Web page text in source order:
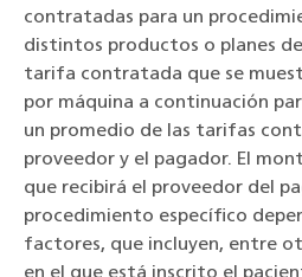
contratadas para un
distintos productos o planes
tarifa contratada que se
por máquina a continuación
un promedio de las tarifas
proveedor y el pagador. El
que recibirá el proveedor del
procedimiento específico
factores, que incluyen, entre